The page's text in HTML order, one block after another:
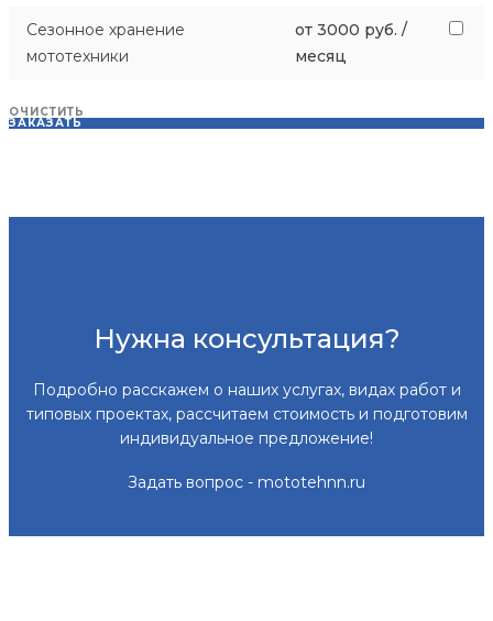
Сезонное хранение
мототехники
от 3000 руб. /
месяц
ОЧИСТИТЬ
ЗАКАЗАТЬ
Нужна консультация?
Подробно расскажем о наших услугах, видах работ и
типовых проектах, рассчитаем стоимость и подготовим
индивидуальное предложение!
Задать вопрос - mototehnn.ru